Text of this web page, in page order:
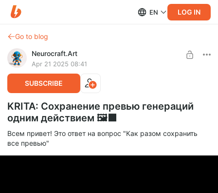
EN LOG IN
Go to blog
Neurocraft.Art
Apr 21 2025 08:41
SUBSCRIBE
KRITA: Сохранение превью генераций
одним действием 🖼️🟩
Всем привет! Это ответ на вопрос "Как разом сохранить
все превью"